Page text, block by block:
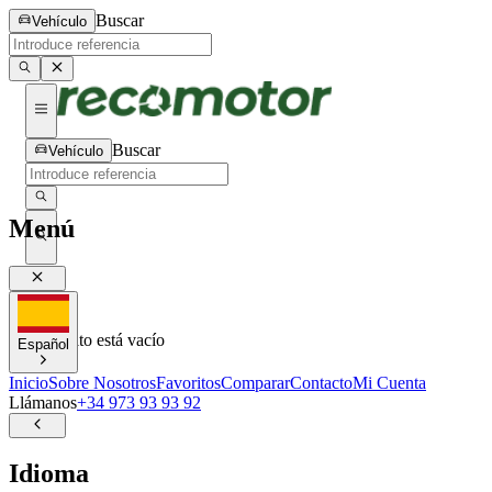
Vehículo Buscar
Vehículo Buscar
0
Tu carrito está vacío
Menú
Español
InicioSobre NosotrosFavoritosCompararContactoMi Cuenta
Llámanos+34 973 93 93 92
Idioma